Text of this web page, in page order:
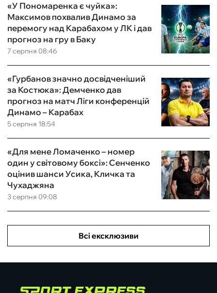
7 серпня 08:46
«У Пономаренка є чуйка»:
Максимов похвалив Динамо за
перемогу над Карабахом у ЛК і дав
прогноз на гру в Баку
5 серпня 18:54
«Гурбанов значно досвідченіший
за Костюка»: Демченко дав
прогноз на матч Ліги конференцій
Динамо – Карабах
3 серпня 09:08
«Для мене Ломаченко – номер
один у світовому боксі»: Сенченко
оцінив шанси Усика, Кличка та
Чухаджяна
Всі ексклюзиви